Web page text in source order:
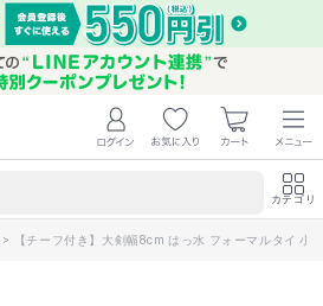
カテゴリ
> 【チーフ付き】大剣幅8cm はっ水 フォーマルタイ 小